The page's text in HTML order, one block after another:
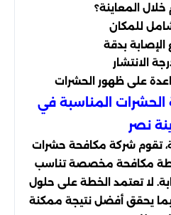
خلال المعاينة؟
للمكان
الإصابة بدقة
الانتشار
على ظهور الحشرات
الحشرات المناسبة في
نصر
تقوم شركة مكافحة حشرات
مكافحة مخصصة تناسب
لا تعتمد الخطة على حلول
يحقق أفضل نتيجة ممكنة